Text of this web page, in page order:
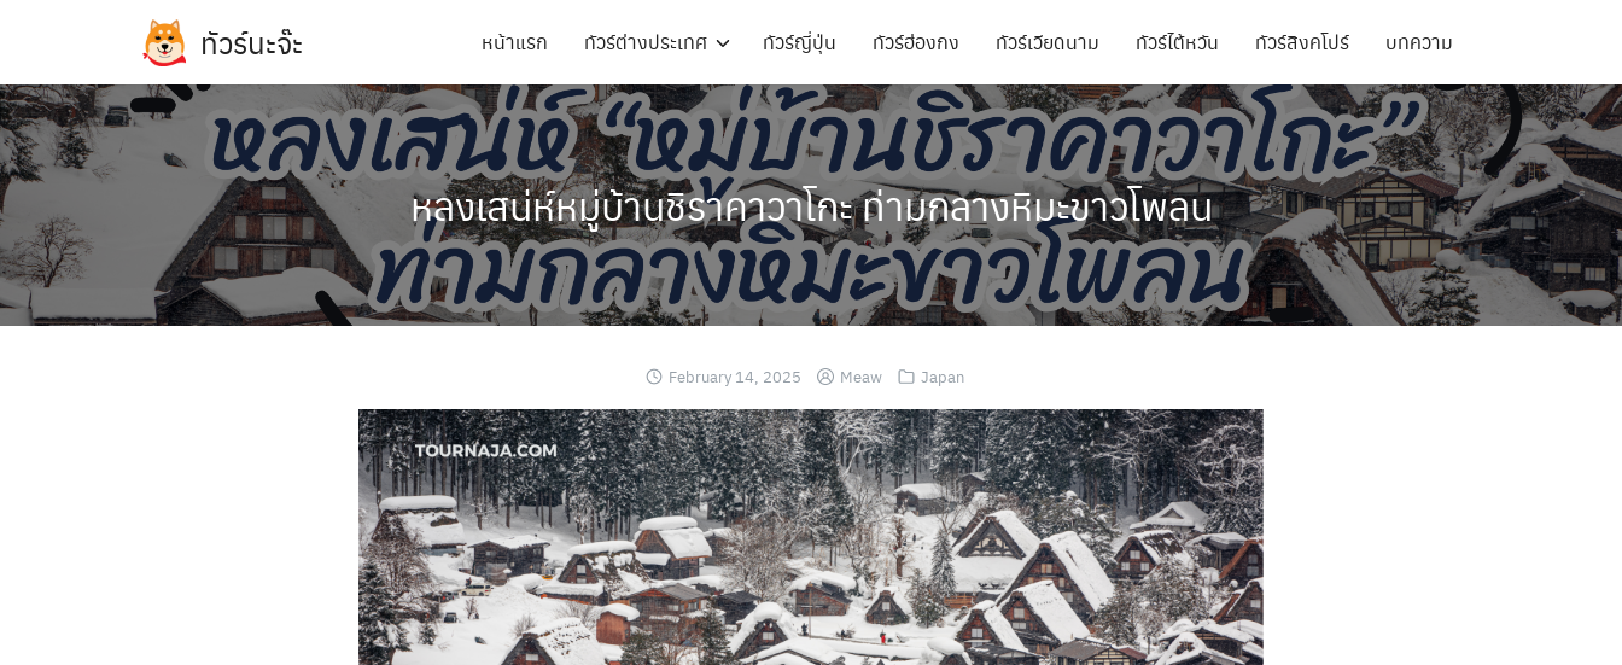
ทัวร์นะจ๊ะ หน้าแรก ทัวร์ต่างประเทศ
ทัวร์ฝรั่งเศส ทัวร์ตุรเคีย ทัวร์สิงคโปร์
ทัวร์เกาหลี ทัวร์สวิตเซอร์แลนด์ ทัวร์จอร์เจีย
ทัวร์เยอรมัน ทัวร์ออสเตรเลีย ทัวร์เวียดนาม
ทัวร์อิตาลี ทัวร์ยุโรป ทัวร์อเมริกา
ทัวร์อังกฤษ ทัวร์มองโกเลีย ทัวร์เนปาล
ทัวร์ญี่ปุ่น ทัวร์อียิปต์ ทัวร์พม่า
ทัวร์ไต้หวัน ทัวร์ฮ่องกง
ทัวร์ญี่ปุ่น ทัวร์ฮ่องกง ทัวร์เวียดนาม ทัวร์ไต้หวัน ทัวร์สิงคโปร์ บทความ
ทัวร์ตุรเคีย ทัวร์สิงคโปร์
ทัวร์เกาหลี ทัวร์สวิตเซอร์แลนด์ ทัวร์จอร์เจีย
ทัวร์ออสเตรเลีย
ทัวร์ยุโรป ทัวร์อเมริกา
ทัวร์สแกนดิเนเวีย ทัวร์อินเดีย
ทัวร์มองโกเลีย ทัวร์เนปาล
หลงเสน่ห์หมู่บ้านชิราคาวาโกะ ท่ามกลางหิมะขาวโพลน
February 14, 2025 Meaw Japan